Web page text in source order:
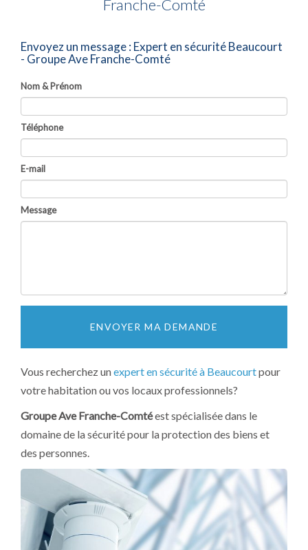
Franche-Comté
Envoyez un message :Expert en sécurité Beaucourt
- Groupe Ave Franche-Comté
Nom & Prénom
Téléphone
E-mail
Message
ENVOYER MA DEMANDE
Vous recherchez unexpert en sécurité à Beaucourtpour
votre habitation ou vos locaux professionnels?
Groupe Ave Franche-Comtéest spécialisée dans le
domaine de la sécurité pour la protection des biens et
des personnes.